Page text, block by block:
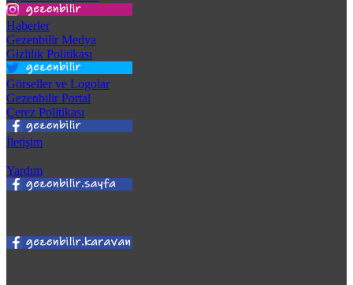
Haberler
Gezenbilir Medya
Gizlilik Politikası
Görseller ve Logolar
Gezenbilir Portal
Çerez Politikası
İletişim
Yardım